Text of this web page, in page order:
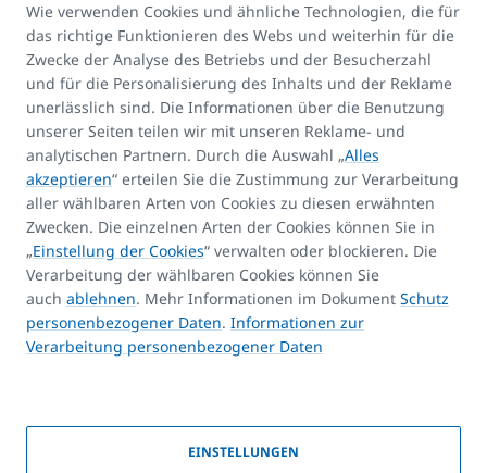
Kontakte:
E-mail
info@korado.at
Produkt-Assistent
FAQ
Kontakte
Urheberrechte
Wie verwenden Cookies und ähnliche Technologien, die für
das richtige Funktionieren des Webs und weiterhin für die
Zwecke der Analyse des Betriebs und der Besucherzahl
und für die Personalisierung des Inhalts und der Reklame
unerlässlich sind. Die Informationen über die Benutzung
unserer Seiten teilen wir mit unseren Reklame- und
analytischen Partnern. Durch die Auswahl „Alles
akzeptieren“ erteilen Sie die Zustimmung zur Verarbeitung
aller wählbaren Arten von Cookies zu diesen erwähnten
Zwecken. Die einzelnen Arten der Cookies können Sie in
„Einstellung der Cookies“ verwalten oder blockieren. Die
Verarbeitung der wählbaren Cookies können Sie
auch ablehnen. Mehr Informationen im Dokument Schutz
personenbezogener Daten. Informationen zur
Verarbeitung personenbezogener Daten
EINSTELLUNGEN